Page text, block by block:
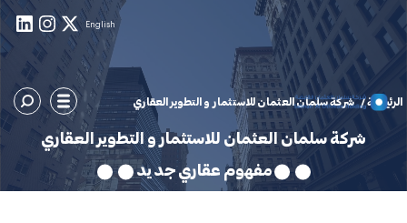
English
الرئيسية / شركة سلمان العثمان للاستثمار و التطوير العقاري
شركة سلمان العثمان للاستثمار و التطوير العقاري
مفهوم عقاري جديد